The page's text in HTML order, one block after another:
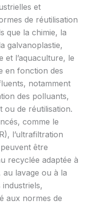
et
de réutilisation
que la chimie, la
galvanoplastie,
et l’aquaculture, le
en fonction des
notamment
des polluants,
ou de réutilisation.
comme le
l’ultrafiltration
être
recyclée adaptée à
au lavage ou à la
aux normes de